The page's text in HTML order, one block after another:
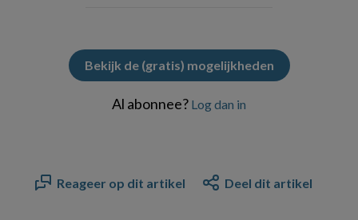
Bekijk de (gratis) mogelijkheden
Al abonnee? Log dan in
Reageer op dit artikel Deel dit artikel